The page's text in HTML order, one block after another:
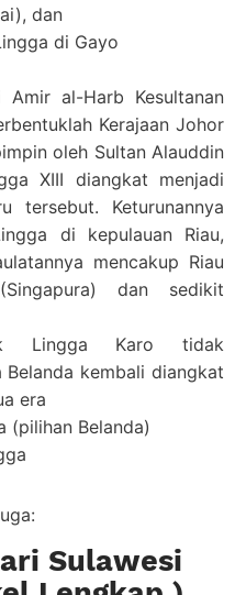
dan
di Gayo
Amir al-Harb Kesultanan
Kerajaan Johor
oleh Sultan Alauddin
XIII diangkat menjadi
tersebut. Keturunannya
di kepulauan Riau,
mencakup Riau
dan sedikit
Lingga Karo tidak
kembali diangkat
era
(pilihan Belanda)
Sulawesi